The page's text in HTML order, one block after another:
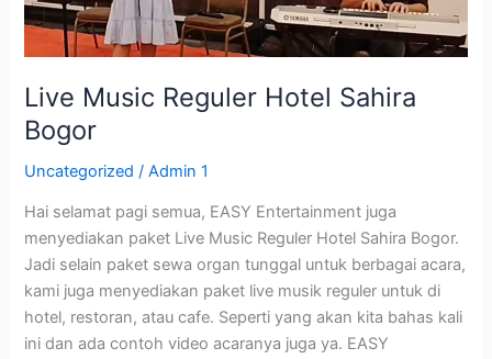
Live Music Reguler Hotel Sahira
Bogor
Uncategorized /Admin 1
Hai selamat pagi semua, EASY Entertainment juga
menyediakan paket Live Music Reguler Hotel Sahira Bogor.
Jadi selain paket sewa organ tunggal untuk berbagai acara,
kami juga menyediakan paket live musik reguler untuk di
hotel, restoran, atau cafe. Seperti yang akan kita bahas kali
ini dan ada contoh video acaranya juga ya. EASY